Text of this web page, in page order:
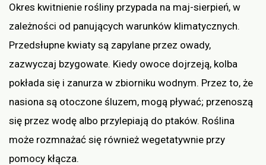
Okres kwitnienie rośliny przypada na maj-sierpień, w
zależności od panujących warunków klimatycznych.
Przedsłupne kwiaty są zapylane przez owady,
zazwyczaj bzygowate. Kiedy owoce dojrzeją, kolba
pokłada się i zanurza w zbiorniku wodnym. Przez to, że
nasiona są otoczone śluzem, mogą pływać; przenoszą
się przez wodę albo przylepiają do ptaków. Roślina
może rozmnażać się również wegetatywnie przy
pomocy kłącza.